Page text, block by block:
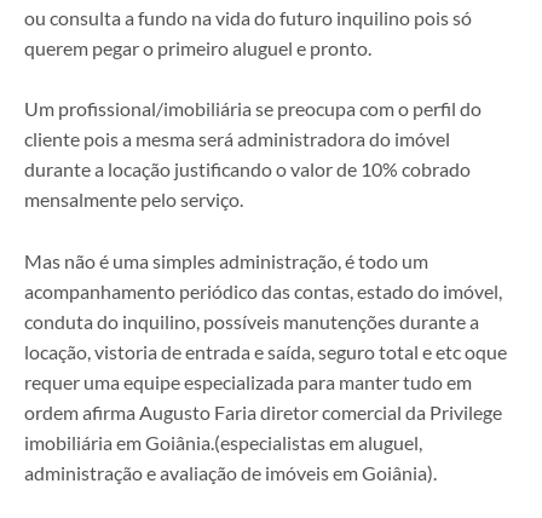
ou consulta a fundo na vida do futuro inquilino pois só
querem pegar o primeiro aluguel e pronto.
Um profissional/imobiliária se preocupa com o perfil do
cliente pois a mesma será administradora do imóvel
durante a locação justificando o valor de 10% cobrado
mensalmente pelo serviço.
Mas não é uma simples administração, é todo um
acompanhamento periódico das contas, estado do imóvel,
conduta do inquilino, possíveis manutenções durante a
locação, vistoria de entrada e saída, seguro total e etc oque
requer uma equipe especializada para manter tudo em
ordem afirma Augusto Faria diretor comercial da Privilege
imobiliária em Goiânia.(especialistas em aluguel,
administração e avaliação de imóveis em Goiânia).